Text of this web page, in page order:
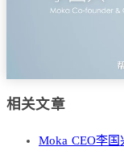
相关文章
Moka CEO李